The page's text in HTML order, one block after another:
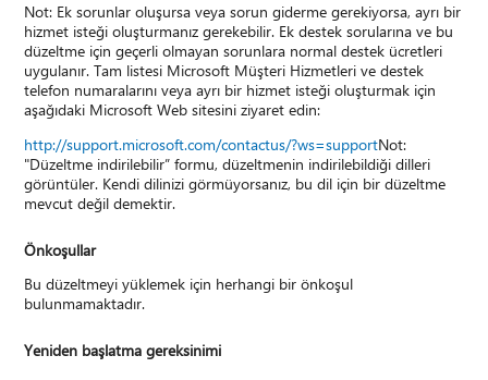
Not: Ek sorunlar oluşursa veya sorun giderme gerekiyorsa, ayrı bir
hizmet isteği oluşturmanız gerekebilir. Ek destek sorularına ve bu
düzeltme için geçerli olmayan sorunlara normal destek ücretleri
uygulanır. Tam listesi Microsoft Müşteri Hizmetleri ve destek
telefon numaralarını veya ayrı bir hizmet isteği oluşturmak için
aşağıdaki Microsoft Web sitesini ziyaret edin:
http://support.microsoft.com/contactus/?ws=supportNot:
"Düzeltme indirilebilir” formu, düzeltmenin indirilebildiği dilleri
görüntüler. Kendi dilinizi görmüyorsanız, bu dil için bir düzeltme
mevcut değil demektir.
Önkoşullar
Bu düzeltmeyi yüklemek için herhangi bir önkoşul
bulunmamaktadır.
Yeniden başlatma gereksinimi